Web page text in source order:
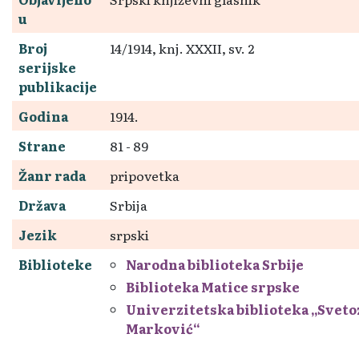
u
Broj
serijske
publikacije
14/1914, knj. XXXII, sv. 2
Godina
1914.
Strane
81 - 89
Žanr rada
pripovetka
Država
Srbija
Jezik
srpski
Biblioteke
Narodna biblioteka Srbije
Biblioteka Matice srpske
Univerzitetska biblioteka
Marković“